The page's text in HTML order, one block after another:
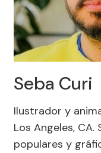
Seba Curi
Ilustrador y
Los Angeles,
populares y